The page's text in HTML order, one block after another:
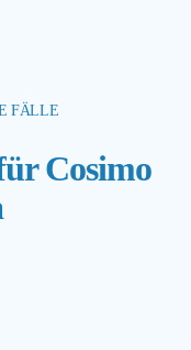
FÄLLE
Cosimo